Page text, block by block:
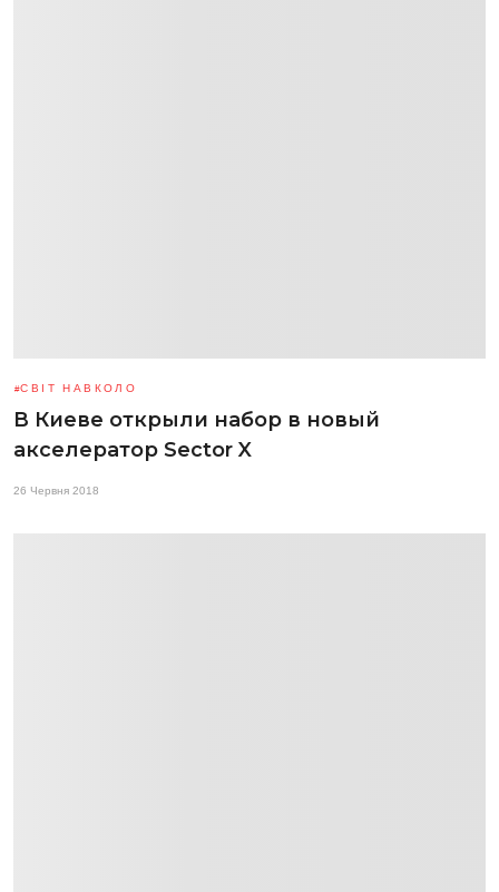
СВІТ НАВКОЛО
В Киеве открыли набор в новый
акселератор Sector X
26 Червня 2018